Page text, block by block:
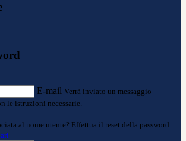
E-mail Verrà inviato un messaggio
le istruzioni necessarie.
al nome utente? Effettua il reset della password